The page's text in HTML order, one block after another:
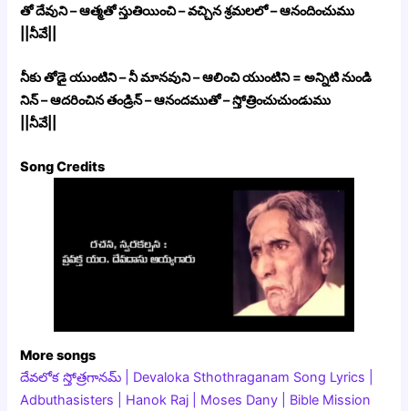
తో దేవుని – ఆత్మతో స్తుతియించి – వచ్చిన శ్రమలలో – ఆనందించుము
||నీవే||
నీకు తోడై యుంటిని – నీ మానవుని – ఆలించి యుంటిని = అన్నిటి నుండి
నిన్ – ఆదరించిన తండ్రిన్ – ఆనందముతో – స్తోత్రించుచుండుము
||నీవే||
Song Credits
More songs
దేవలోక స్తోత్రగానమ్ | Devaloka Sthothraganam Song Lyrics |
Adbuthasisters | Hanok Raj | Moses Dany | Bible Mission